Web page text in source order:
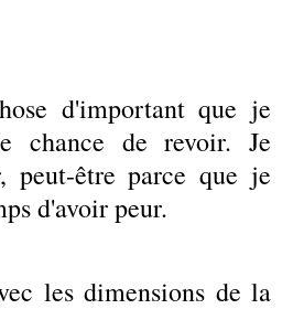
d'important que je
chance de revoir. Je
peut-être parce que je
d'avoir peur.
les dimensions de la